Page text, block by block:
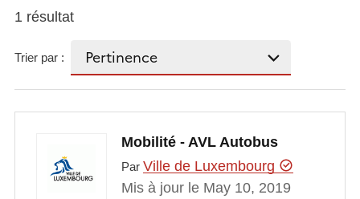
1 résultat
Trier par :
Mobilité - AVL Autobus
Par Ville de Luxembourg
Mis à jour le May 10, 2019